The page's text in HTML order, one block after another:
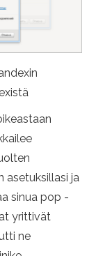
asetuksillasi ja
sinua pop -
yrittivät
ne